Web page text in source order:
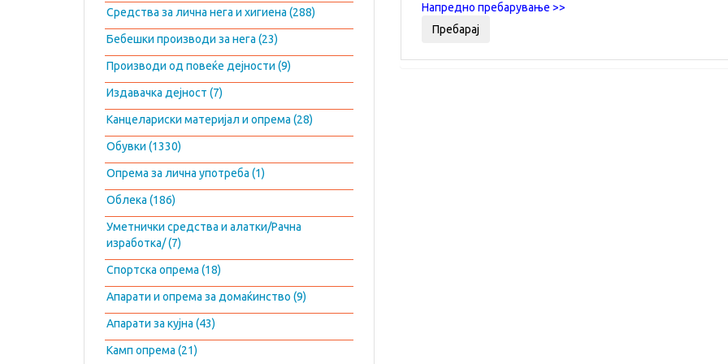
Средства за лична нега и хигиена (288)
Бебешки производи за нега (23)
Производи од повеќе дејности (9)
Издавачка дејност (7)
Канцелариски материјал и опрема (28)
Обувки (1330)
Опрема за лична употреба (1)
Облека (186)
Уметнички средства и алатки/Рачна
изработка/ (7)
Спортска опрема (18)
Апарати и опрема за домаќинство (9)
Апарати за кујна (43)
Камп опрема (21)
Напредно пребарување >>